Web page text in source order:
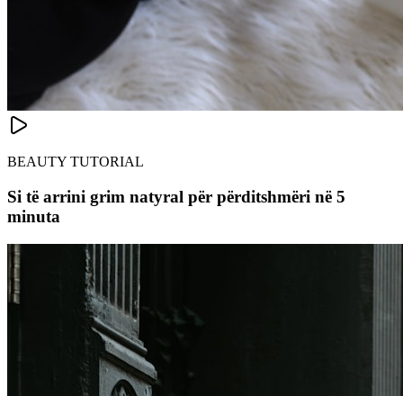
BEAUTY TUTORIAL
Si të arrini grim natyral për përditshmëri në 5
minuta